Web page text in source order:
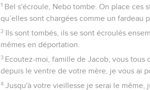
1 Bel s'écroule, Nebo tombe. On place ces
qu’elles sont chargées comme un fardeau
2 Ils sont tombés, ils se sont écroulés
mêmes en déportation.
3 Ecoutez-moi, famille de Jacob, vous tous
depuis le ventre de votre mère, je vous ai
4 Jusqu'à votre vieillesse je serai le même,